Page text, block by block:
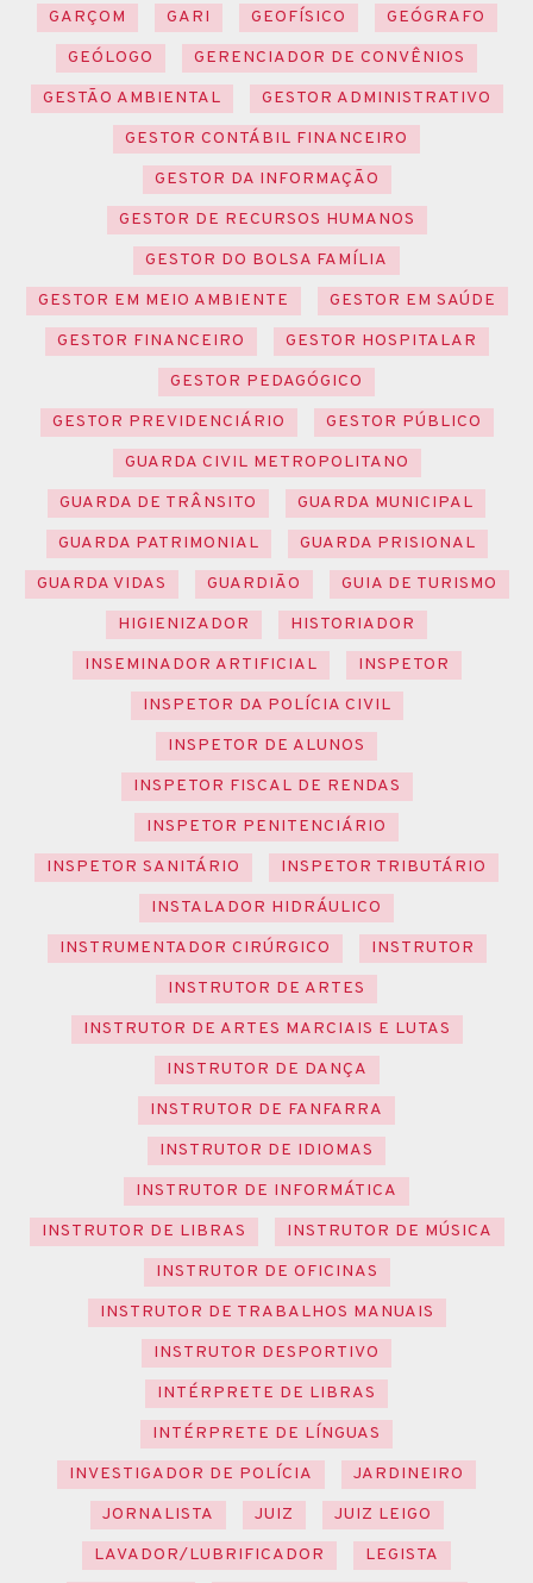
GARÇOM
GARI GEOFÍSICO
GEÓGRAFO
GEÓLOGO
GERENCIADOR DE CONVÊNIOS
GESTÃO AMBIENTAL
GESTOR ADMINISTRATIVO
GESTOR CONTÁBIL FINANCEIRO
GESTOR DA INFORMAÇÃO
GESTOR DE RECURSOS HUMANOS
GESTOR DO BOLSA FAMÍLIA
GESTOR EM MEIO AMBIENTE
GESTOR EM SAÚDE
GESTOR FINANCEIRO
GESTOR HOSPITALAR
GESTOR PEDAGÓGICO
GESTOR PREVIDENCIÁRIO
GESTOR PÚBLICO
GUARDA CIVIL METROPOLITANO
GUARDA DE TRÂNSITO
GUARDA MUNICIPAL
GUARDA PATRIMONIAL
GUARDA PRISIONAL
GUARDA VIDAS
GUARDIÃO
GUIA DE TURISMO
HIGIENIZADOR
HISTORIADOR
INSEMINADOR ARTIFICIAL
INSPETOR
INSPETOR DA POLÍCIA CIVIL
INSPETOR DE ALUNOS
INSPETOR FISCAL DE RENDAS
INSPETOR PENITENCIÁRIO
INSPETOR SANITÁRIO
INSPETOR TRIBUTÁRIO
INSTALADOR HIDRÁULICO
INSTRUMENTADOR CIRÚRGICO
INSTRUTOR
INSTRUTOR DE ARTES
INSTRUTOR DE ARTES MARCIAIS E LUTAS
INSTRUTOR DE DANÇA
INSTRUTOR DE FANFARRA
INSTRUTOR DE IDIOMAS
INSTRUTOR DE INFORMÁTICA
INSTRUTOR DE LIBRAS
INSTRUTOR DE MÚSICA
INSTRUTOR DE OFICINAS
INSTRUTOR DE TRABALHOS MANUAIS
INSTRUTOR DESPORTIVO
INTÉRPRETE DE LIBRAS
INTÉRPRETE DE LÍNGUAS
INVESTIGADOR DE POLÍCIA
JARDINEIRO
JORNALISTA
JUIZ
JUIZ LEIGO
LAVADOR/LUBRIFICADOR
LEGISTA